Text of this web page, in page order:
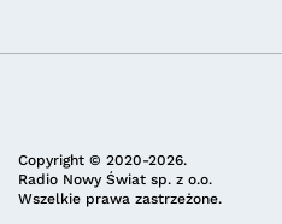
Copyright © 2020-2026.
Radio Nowy Świat sp. z o.o.
Wszelkie prawa zastrzeżone.